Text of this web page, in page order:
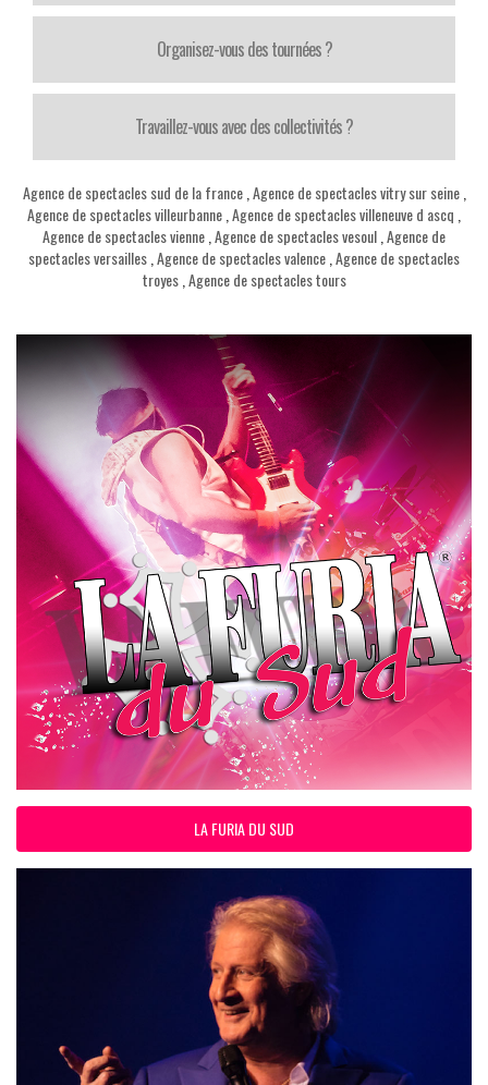
Organisez-vous des tournées ?
Travaillez-vous avec des collectivités ?
Agence de spectacles sud de la france, Agence de spectacles vitry sur seine,
Agence de spectacles villeurbanne Agence de spectacles villeneuve d ascq
Agence de spectacles vienne Agence de spectacles vesoul Agence de
spectacles versailles Agence de spectacles valence Agence de spectacles
troyes, Agence de spectacles tours
LA FURIA DU SUD